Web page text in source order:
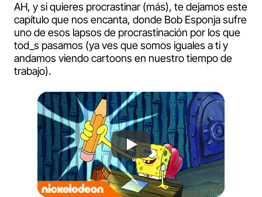
AH, y si quieres procrastinar (más), te dejamos este
capítulo que nos encanta, donde Bob Esponja sufre
uno de esos lapsos de procrastinación por los que
tod_s pasamos (ya ves que somos iguales a ti y
andamos viendo cartoons en nuestro tiempo de
trabajo).